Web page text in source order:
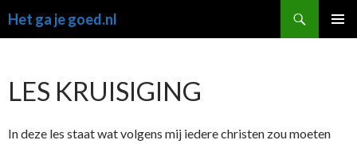
naar
Het ga je goed.nl
LES KRUISIGING
In deze les staat wat volgens mij iedere christen zou moeten